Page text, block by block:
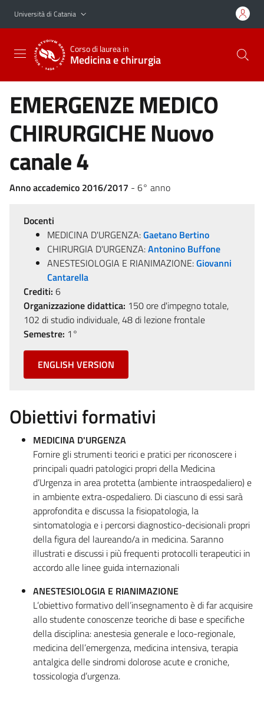
Vai al contenuto principale
Vai al menu di navigazione
Università di Catania
Corso di laurea in
Medicina e chirurgia
EMERGENZE MEDICO
CHIRURGICHE Nuovo
canale 4
Anno accademico 2016/2017 - 6° anno
Docenti
MEDICINA D'URGENZA:Gaetano Bertino
CHIRURGIA D'URGENZA:Antonino Buffone
ANESTESIOLOGIA E RIANIMAZIONE:Giovanni
Cantarella
Crediti: 6
Organizzazione didattica: 150 ore d'impegno totale,
102 di studio individuale, 48 di lezione frontale
Semestre: 1°
ENGLISH VERSION
Obiettivi formativi
MEDICINA D'URGENZA
Fornire gli strumenti teorici e pratici per riconoscere i
principali quadri patologici propri della Medicina
d’Urgenza in area protetta (ambiente intraospedaliero) e
in ambiente extra-ospedaliero. Di ciascuno di essi sarà
approfondita e discussa la fisiopatologia, la
sintomatologia e i percorsi diagnostico-decisionali propri
della figura del laureando/a in medicina. Saranno
illustrati e discussi i più frequenti protocolli terapeutici in
accordo alle linee guida internazionali
ANESTESIOLOGIA E RIANIMAZIONE
L’obiettivo formativo dell’insegnamento è di far acquisire
allo studente conoscenze teoriche di base e specifiche
della disciplina: anestesia generale e loco-regionale,
medicina dell’emergenza, medicina intensiva, terapia
antalgica delle sindromi dolorose acute e croniche,
tossicologia d’urgenza.